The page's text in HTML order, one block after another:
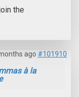
the
ago #101910
à la